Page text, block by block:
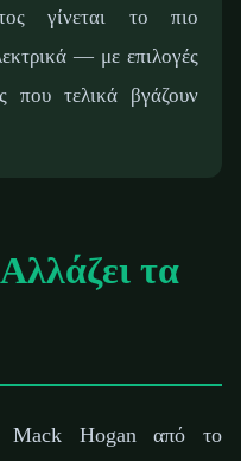
γίνεται το πιο
— με επιλογές
που τελικά βγάζουν
τα
Hogan από το